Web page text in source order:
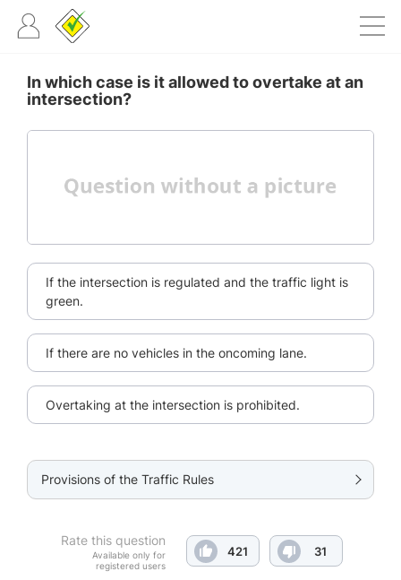
In which case is it allowed to overtake at an
intersection?
If the intersection is regulated and the traffic light is
green.
If there are no vehicles in the oncoming lane.
Overtaking at the intersection is prohibited.
Provisions of the Traffic Rules
Rate this question
Available only for
registered users
421 31